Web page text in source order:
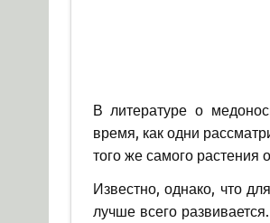
В литературе о
время, как одни
того же самого растения
Известно, однако, что
лучше всего